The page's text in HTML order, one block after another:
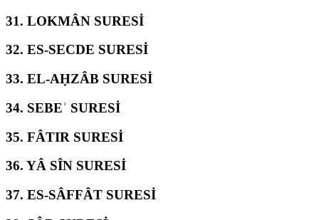
31. LOKMÂN SURESİ
32. ES-SECDE SURESİ
33. EL-AḤZÂB SURESİ
34. SEBEʾ SURESİ
35. FÂTIR SURESİ
36. YÂ SÎN SURESİ
37. ES-SÂFFÂT SURESİ